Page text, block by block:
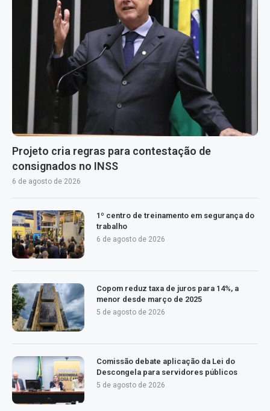
Projeto cria regras para contestação de
consignados no INSS
6 de agosto de 2026
1º centro de treinamento em segurança do
trabalho
6 de agosto de 2026
Copom reduz taxa de juros para 14%, a
menor desde março de 2025
5 de agosto de 2026
Comissão debate aplicação da Lei do
Descongela para servidores públicos
5 de agosto de 2026